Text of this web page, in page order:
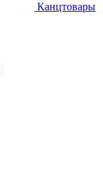
Канцтовары